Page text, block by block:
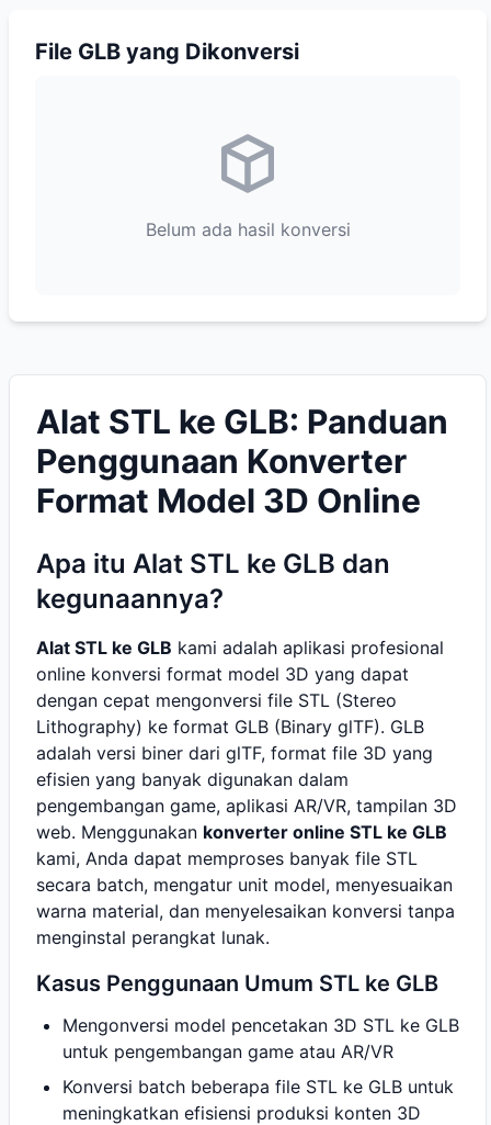
File GLB yang Dikonversi
Belum ada hasil konversi
Alat STL ke GLB: Panduan
Penggunaan Konverter
Format Model 3D Online
Apa itu Alat STL ke GLB dan
kegunaannya?
Alat STL ke GLB kami adalah aplikasi profesional
online konversi format model 3D yang dapat
dengan cepat mengonversi file STL (Stereo
Lithography) ke format GLB (Binary glTF). GLB
adalah versi biner dari glTF, format file 3D yang
efisien yang banyak digunakan dalam
pengembangan game, aplikasi AR/VR, tampilan 3D
web. Menggunakan konverter online STL ke GLB
kami, Anda dapat memproses banyak file STL
secara batch, mengatur unit model, menyesuaikan
warna material, dan menyelesaikan konversi tanpa
menginstal perangkat lunak.
Kasus Penggunaan Umum STL ke GLB
Mengonversi model pencetakan 3D STL ke GLB
untuk pengembangan game atau AR/VR
Konversi batch beberapa file STL ke GLB untuk
meningkatkan efisiensi produksi konten 3D